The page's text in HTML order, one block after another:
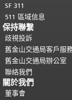
SF 311
511 區域信息
保持聯繫
歧視投訴
舊金山交通局客戶服
舊金山交通局辦公室
聯絡我們
關於我們
董事會